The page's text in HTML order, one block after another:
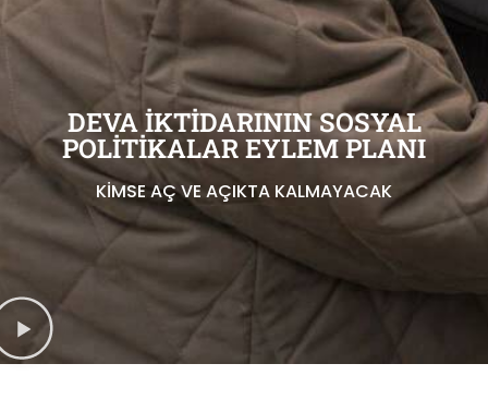
DEVA İKTİDARININ SOSYAL
POLİTİKALAR EYLEM PLANI
KİMSE AÇ VE AÇIKTA KALMAYACAK